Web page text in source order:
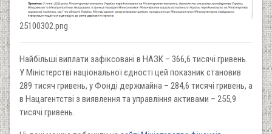
25100302.png
Найбільші виплати зафіксовані в НАЗК – 366,6 тисячі гривень.
У Міністерстві національної єдності цей показник становив
289 тисяч гривень, у Фонді держмайна – 284,6 тисячі гривень, а
в Нацагентстві з виявлення та управління активами – 255,9
тисячі гривень.